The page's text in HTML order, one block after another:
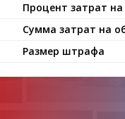
Процент затрат
Сумма затрат на
Размер штрафа